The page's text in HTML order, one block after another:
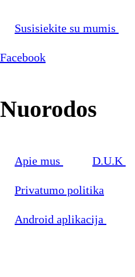
Susisiekite su mumis
Facebook
Nuorodos
Apie mus D.U.K
Privatumo politika
Android aplikacija